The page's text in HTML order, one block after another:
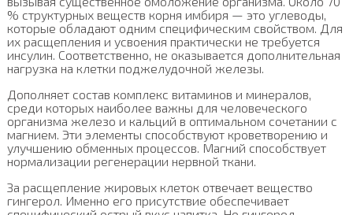
% структурных веществ корня имбиря — это углеводы,
которые обладают одним специфическим свойством. Для
их расщепления и усвоения практически не требуется
инсулин. Соответственно, не оказывается дополнительная
нагрузка на клетки поджелудочной железы.
Дополняет состав комплекс витаминов и минералов,
среди которых наиболее важны для человеческого
организма железо и кальций в оптимальном сочетании с
магнием. Эти элементы способствуют кроветворению и
улучшению обменных процессов. Магний способствует
нормализации регенерации нервной ткани.
За расщепление жировых клеток отвечает вещество
гингерол. Именно его присутствие обеспечивает